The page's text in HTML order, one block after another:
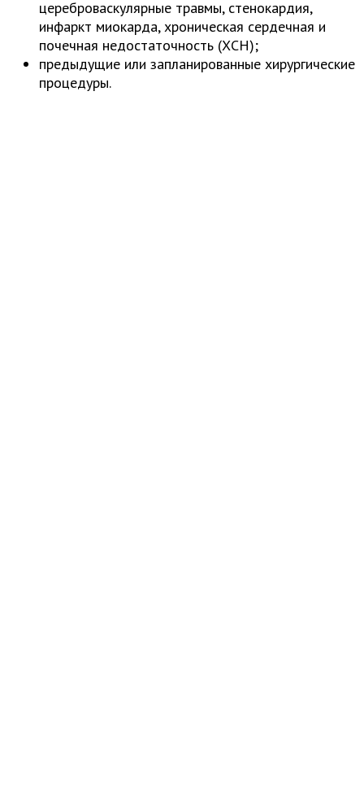
цереброваскулярные травмы, стенокардия,
инфаркт миокарда, хроническая сердечная и
почечная недостаточность (ХСН);
предыдущие или запланированные хирургические
процедуры.